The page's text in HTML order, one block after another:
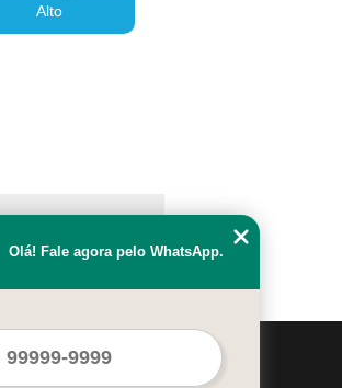
Alto
autorização do autor. Crime de
Mapa do site
Olá! Fale agora pelo WhatsApp.